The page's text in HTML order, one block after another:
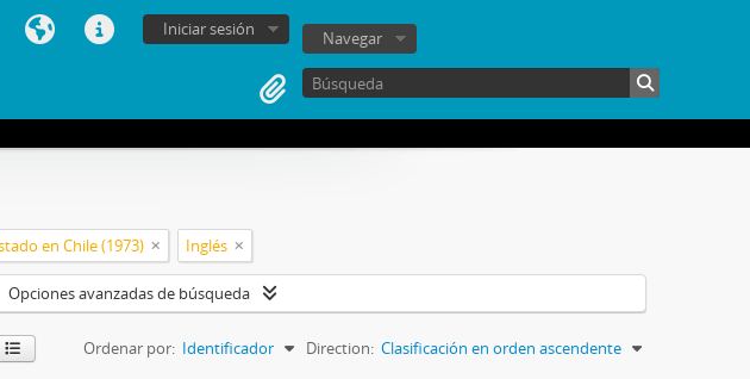
Iniciar sesión Navegar
en Chile (1973) Inglés
Opciones avanzadas de búsqueda
Ordenar por: Identificador Direction: Clasificación en orden ascendente